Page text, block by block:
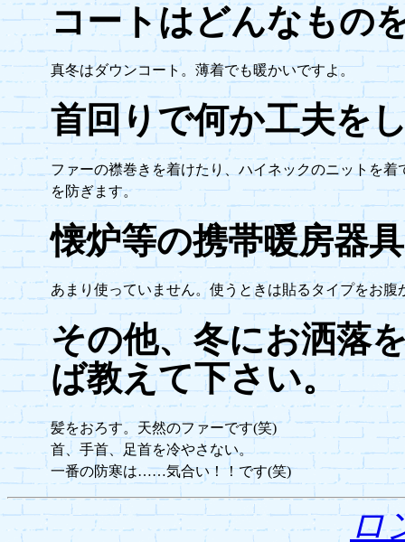
コートはどんなもの
真冬はダウンコート。薄着でも暖かいですよ。
首回りで何か工夫を
ファーの襟巻きを着けたり、ハイネックのニットを着
を防ぎます。
懐炉等の携帯暖房器
あまり使っていません。使うときは貼るタイプをお腹
その他、冬にお洒落
ば教えて下さい。
髪をおろす。天然のファーです(笑)
首、手首、足首を冷やさない。
一番の防寒は……気合い！！です(笑)
ロ